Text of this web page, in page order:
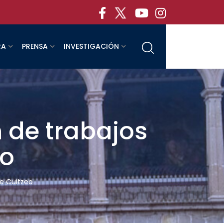
PRENSA INVESTIGACIÓN
de trabajos
Cuitzeo